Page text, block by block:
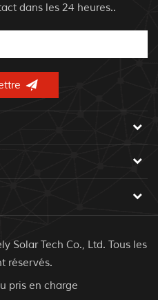
dans les 24 heures..
Solar Tech Co., Ltd. Tous les
réservés.
pris en charge